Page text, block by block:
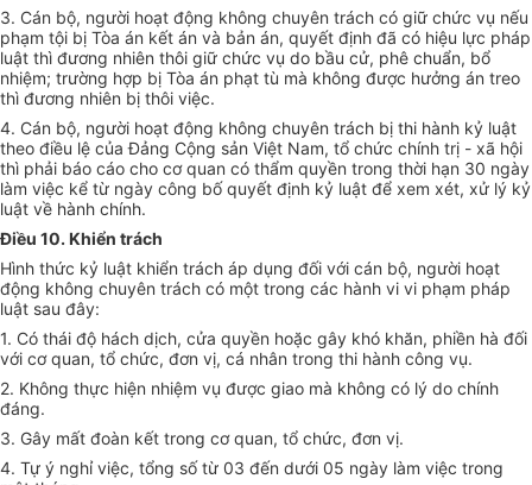
3. Cán bộ, người hoạt động không chuyên trách có giữ chức vụ nếu
phạm tội bị Tòa án kết án và bản án, quyết định đã có hiệu lực pháp
luật thì đương nhiên thôi giữ chức vụ do bầu cử, phê chuẩn, bổ
nhiệm; trường hợp bị Tòa án phạt tù mà không được hưởng án treo
thì đương nhiên bị thôi việc.
4. Cán bộ, người hoạt động không chuyên trách bị thi hành kỷ luật
theo điều lệ của Đảng Cộng sản Việt Nam, tổ chức chính trị - xã hội
thì phải báo cáo cho cơ quan có thẩm quyền trong thời hạn 30 ngày
làm việc kể từ ngày công bố quyết định kỷ luật để xem xét, xử lý kỷ
luật về hành chính.
Điều 10. Khiển trách
Hình thức kỷ luật khiển trách áp dụng đối với cán bộ, người hoạt
động không chuyên trách có một trong các hành vi vi phạm pháp
luật sau đây:
1. Có thái độ hách dịch, cửa quyền hoặc gây khó khăn, phiền hà đối
với cơ quan, tổ chức, đơn vị, cá nhân trong thi hành công vụ.
2. Không thực hiện nhiệm vụ được giao mà không có lý do chính
đáng.
3. Gây mất đoàn kết trong cơ quan, tổ chức, đơn vị.
4. Tự ý nghỉ việc, tổng số từ 03 đến dưới 05 ngày làm việc trong